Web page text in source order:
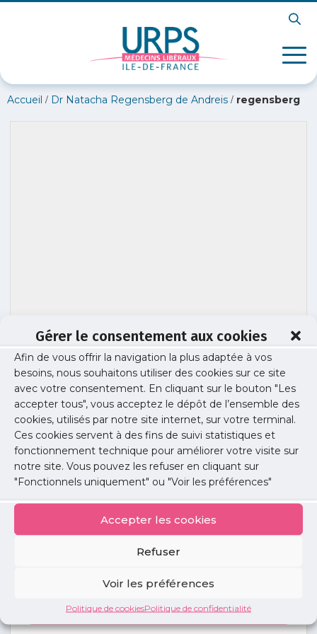
Gérer le consentement aux cookies
Afin de vous offrir la navigation la plus adaptée à vos
besoins, nous souhaitons utiliser des cookies sur ce site
avec votre consentement. En cliquant sur le bouton "Les
accepter tous", vous acceptez le dépôt de l’ensemble des
cookies, utilisés par notre site internet, sur votre terminal.
Ces cookies servent à des fins de suivi statistiques et
fonctionnement technique pour améliorer votre visite sur
notre site. Vous pouvez les refuser en cliquant sur
"Fonctionnels uniquement" ou "Voir les préférences"
Accepter les cookies
Refuser
Voir les préférences
Politique de cookiesPolitique de confidentialité
Accueil / Dr Natacha Regensberg de Andreis / regensberg
regensberg
Publié le :15 janvier 2026
Partager cet article :
annonces
Voir toutes les annonces